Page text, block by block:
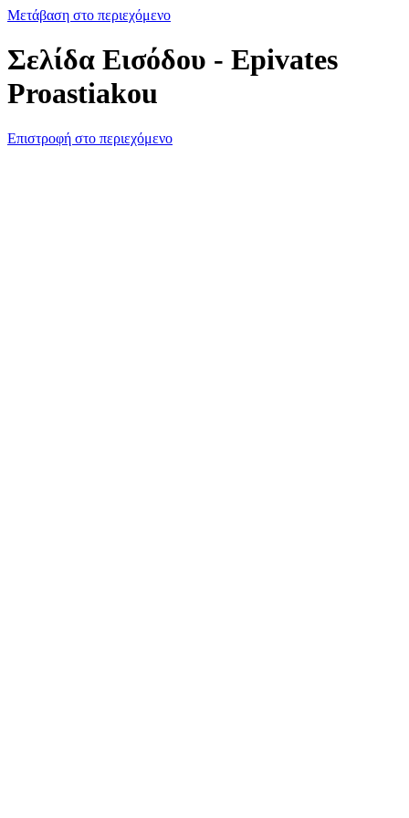
Μετάβαση στο περιεχόμενο
Σελίδα Εισόδου - Epivates
Proastiakou
Επιστροφή στο περιεχόμενο